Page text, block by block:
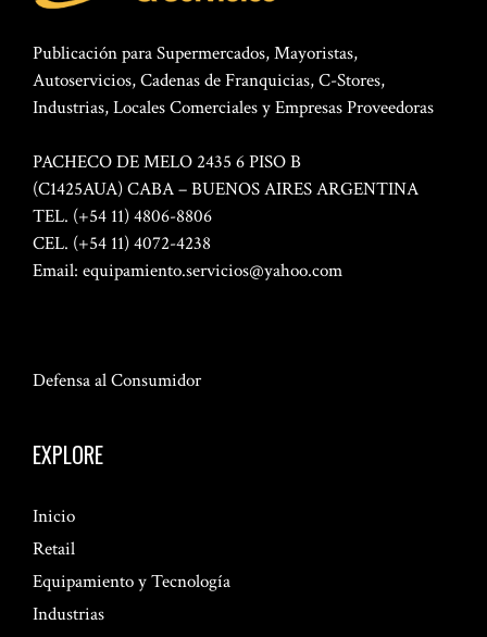
Publicación para Supermercados, Mayoristas,
Autoservicios, Cadenas de Franquicias, C-Stores,
Industrias, Locales Comerciales y Empresas Proveedoras
PACHECO DE MELO 2435 6 PISO B
(C1425AUA) CABA – BUENOS AIRES ARGENTINA
TEL. (+54 11) 4806-8806
CEL. (+54 11) 4072-4238
Email: equipamiento.servicios@yahoo.com
Defensa al Consumidor
EXPLORE
Inicio
Retail
Equipamiento y Tecnología
Industrias